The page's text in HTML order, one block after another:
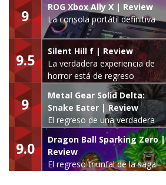
9
ROG Xbox Ally X | Review
La consola portátil definitiva
9.5
Silent Hill f | Review
La verdadera experiencia de
horror está de regreso
9
Metal Gear Solid Delta:
Snake Eater | Review
El regreso de una verdadera
leyenda
9.0
Dragon Ball Sparking Zero |
Review
El regreso triunfal de la saga